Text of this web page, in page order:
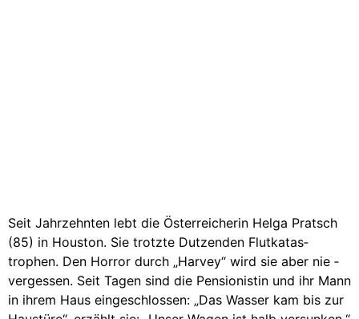
Seit Jahrzehnten lebt die Österreicherin Helga Pratsch
(85) in Houston. Sie trotzte Dutzenden Flutkatas­
trophen. Den Horror durch „Harvey“ wird sie aber nie ­
vergessen. Seit Tagen sind die Pensionistin und ihr Mann
in ihrem Haus eingeschlossen: „Das Wasser kam bis zur